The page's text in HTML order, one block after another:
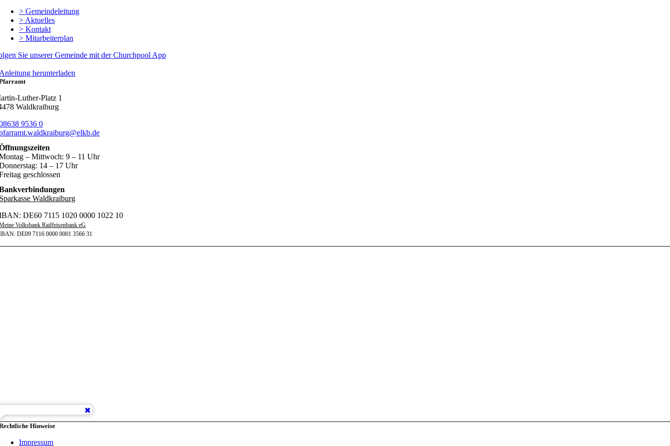
> Gemeindeleitung
> Aktuelles
> Kontakt
> Mitarbeiterplan
Sie unserer Gemeinde mit der Churchpool App
herunterladen
Luther-Platz 1
Waldkraiburg
9536 0
– Mittwoch: 9 – 11 Uhr
14 – 17 Uhr
geschlossen
Waldkraiburg
DE60 7115 1020 0000 1022 10
Volksbank Raiffeisenbank eG
DE09 7116 0000 0001 3566 31
Hinweise
Impressum